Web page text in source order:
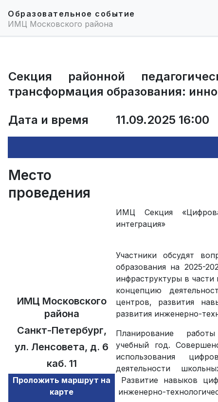
Образовательное событие
ИМЦ Московского района
Секция районной
трансформация образования:
Дата и время
11.09.2025 16:00
Место
проведения
ИМЦ Московского
района
Санкт-Петербург,
ул. Ленсовета, д. 6
каб. 11
Проложить маршрут на
карте
ИМЦ Секция
интеграция»
Участники обсудят
образования на 2025-
инфраструктуры в
концепцию
центров, развития
развития инженерно-
Планирование работы
учебный год.
использования
деятельности
Развитие навыков
инженерно-